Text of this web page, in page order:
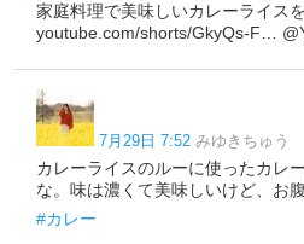
家庭料理で美味しいカレーライス
youtube.com/shorts/GkyQs-F…
7月29日 7:52 みゆきちゅう
カレーライスのルーに使ったカレ
な。味は濃くて美味しいけど、お
#カレー